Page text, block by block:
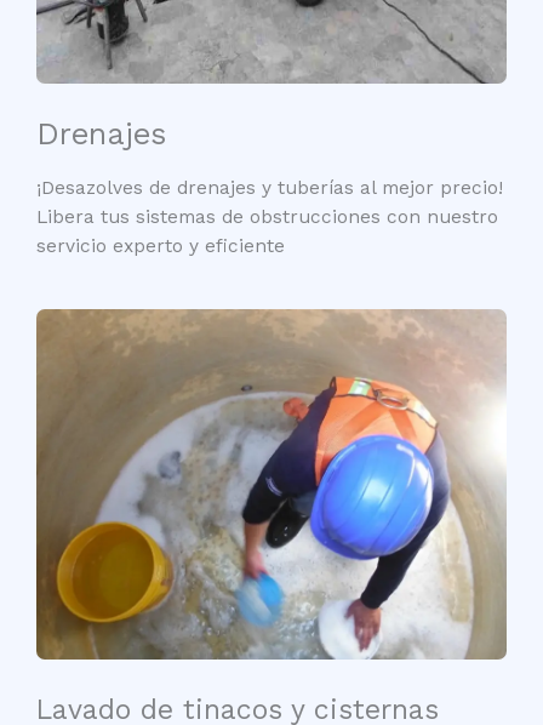
Drenajes
¡Desazolves de drenajes y tuberías al mejor precio!
Libera tus sistemas de obstrucciones con nuestro
servicio experto y eficiente
Lavado de tinacos y cisternas